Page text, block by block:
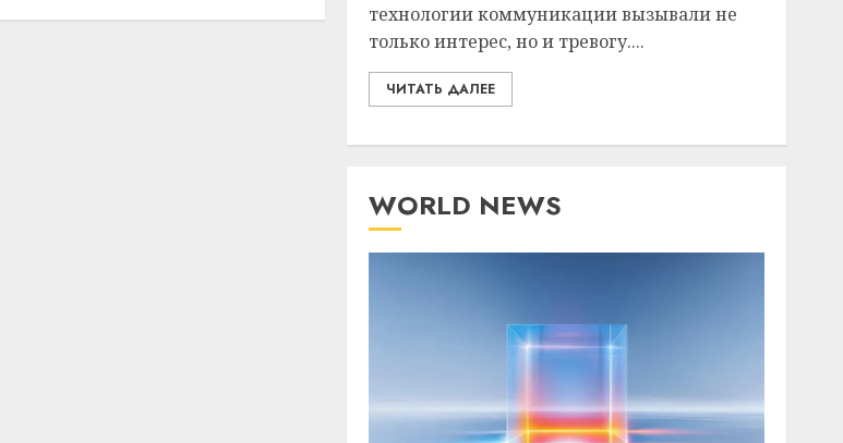
технологии коммуникации вызывали не
только интерес, но и тревогу....
ЧИТАТЬ ДАЛЕЕ
WORLD NEWS